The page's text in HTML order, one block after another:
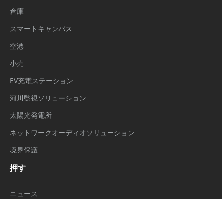
倉庫
スマートキャンパス
空港
小売
EV充電ステーション
河川監視ソリューション
太陽光発電所
ネットワークオーディオソリューション
境界保護
押す
ニュース